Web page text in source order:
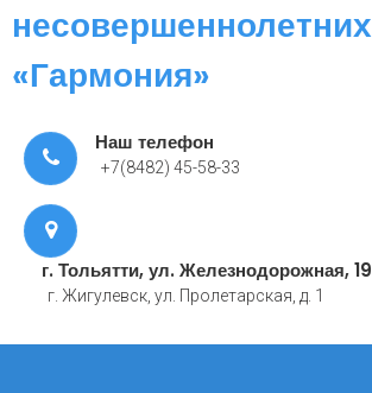
несовершеннолетних
«Гармония»
Наш телефон
+7(8482) 45-58-33
г. Тольятти, ул. Железнодорожная, 19
г. Жигулевск, ул. Пролетарская, д. 1